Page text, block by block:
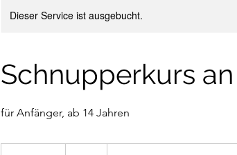
Dieser Service ist ausgebucht.
Schnupperkurs
für Anfänger, ab 14 Jahren